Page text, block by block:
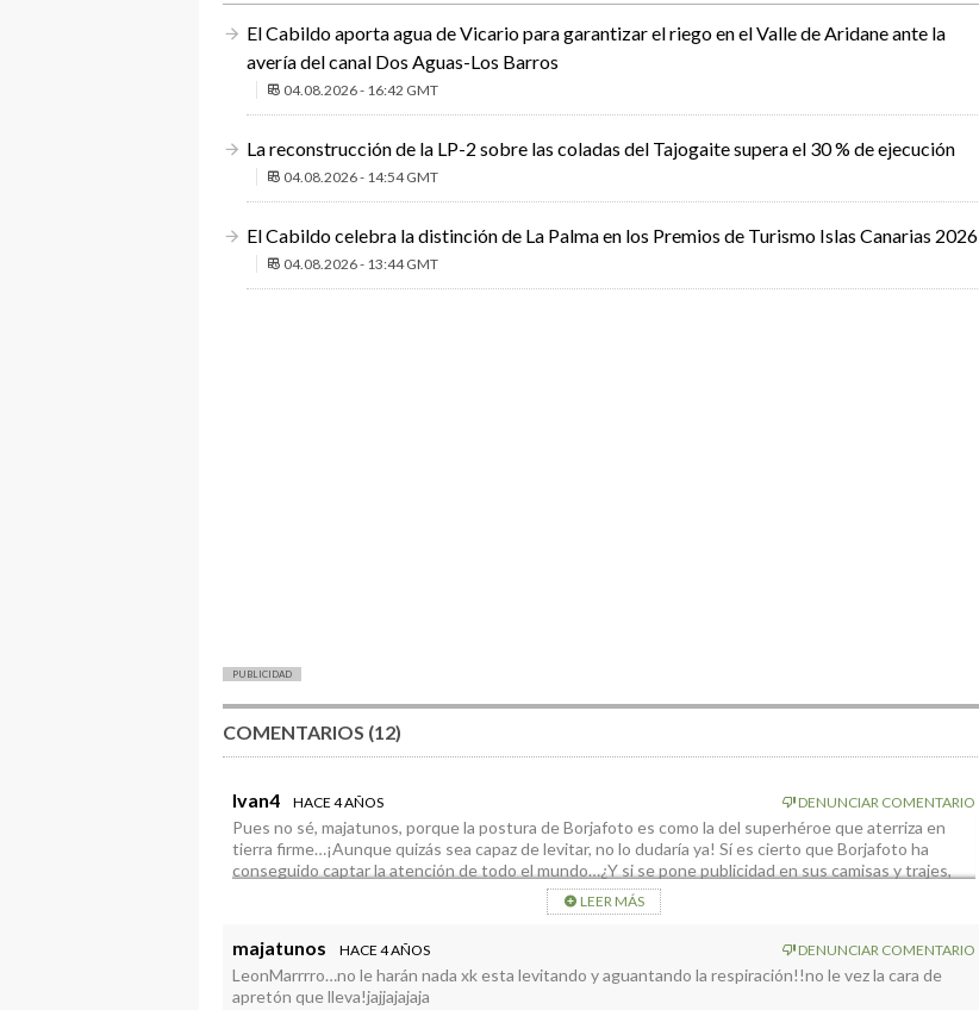
El Cabildo aporta agua de Vicario para garantizar el riego en el Valle de Aridane ante la
avería del canal Dos Aguas-Los Barros
04.08.2026 - 16:42 GMT
La reconstrucción de la LP-2 sobre las coladas del Tajogaite supera el 30 % de ejecución
04.08.2026 - 14:54 GMT
El Cabildo celebra la distinción de La Palma en los Premios de Turismo Islas Canarias 2026
04.08.2026 - 13:44 GMT
PUBLICIDAD
COMENTARIOS (12)
Ivan4 HACE 4 AÑOS DENUNCIAR COMENTARIO
Pues no sé, majatunos, porque la postura de Borjafoto es como la del superhéroe que aterriza en
tierra firme…¡Aunque quizás sea capaz de levitar, no lo dudaría ya! Sí es cierto que Borjafoto ha
conseguido captar la atención de todo el mundo…¿Y si se pone publicidad en sus camisas y trajes,
tipo Fly Emirates o Spotify? Se ganaría unas perrillas.
Al principio era un tipo que me caía mal; ahora me hace gracia, porque parece un showman. Ya uno se
LEER MÁS
majatunos HACE 4 AÑOS DENUNCIAR COMENTARIO
LeonMarrrro…no le harán nada xk esta levitando y aguantando la respiración!!no le vez la cara de
apretón que lleva!jajjajajaja